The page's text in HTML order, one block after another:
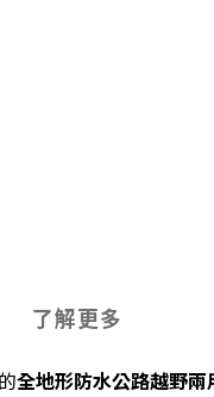
了解更多
全地形防水公路越野